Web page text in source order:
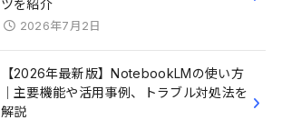
ツを紹介
2026年7月2日
【2026年最新版】NotebookLMの使い方
｜主要機能や活用事例、トラブル対処法を
解説